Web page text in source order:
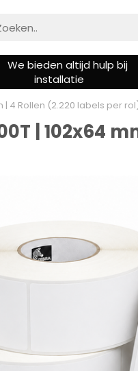
beoordelen ons met
een 9.3
| 4 Rollen (2.220 labels per
| 102x64